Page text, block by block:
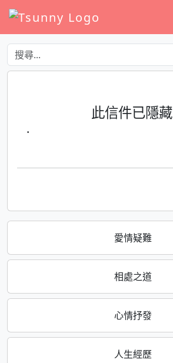
愛情疑難
相處之道
心情抒發
人生經歷
此信件已隱藏
·